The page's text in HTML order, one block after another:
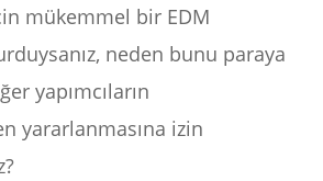
mükemmel bir EDM
neden bunu paraya
yapımcıların
yararlanmasına izin